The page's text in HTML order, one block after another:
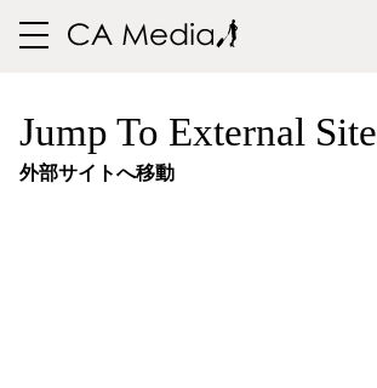
toggle
Jump To External Site
外部サイトへ移動